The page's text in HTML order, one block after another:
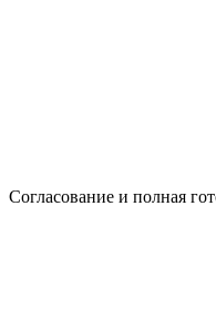
Согласование и полная